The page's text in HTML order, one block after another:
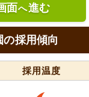
面へ進む
採用傾向
採用温度